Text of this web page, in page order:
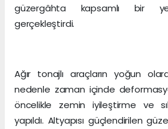
güzergâhta kapsamlı bir
gerçekleştirdi.
Ağır tonajlı araçların yoğun
nedenle zaman içinde
öncelikle zemin iyileştirme ve
yapıldı. Altyapısı güçlendirilen